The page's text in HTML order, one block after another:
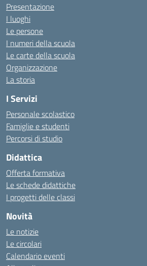
Presentazione
I luoghi
Le persone
I numeri della scuola
Le carte della scuola
Organizzazione
La storia
I Servizi
Personale scolastico
Famiglie e studenti
Percorsi di studio
Didattica
Offerta formativa
Le schede didattiche
I progetti delle classi
Novità
Le notizie
Le circolari
Calendario eventi